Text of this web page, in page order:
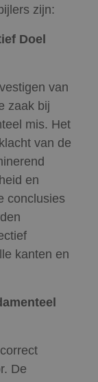
zijn:
Doel
van
zaak bij
mis. Het
van de
en
conclusies
kanten en
De